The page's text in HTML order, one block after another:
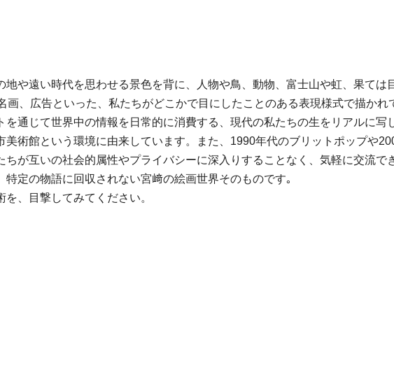
や遠い時代を思わせる景色を背に、人物や鳥、動物、富士山や虹、果ては
、広告といった、私たちがどこかで目にしたことのある表現様式で描かれ
通じて世界中の情報を日常的に消費する、現代の私たちの生をリアルに写
術館という環境に由来しています。また、1990年代のブリットポップや
が互いの社会的属性やプライバシーに深入りすることなく、気軽に交流で
定の物語に回収されない宮﨑の絵画世界そのものです｡
、目撃してみてください。